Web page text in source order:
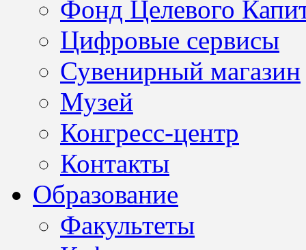
Фонд Целевого
Цифровые сервисы
Сувенирный магазин
Музей
Конгресс-центр
Контакты
Образование
Факультеты